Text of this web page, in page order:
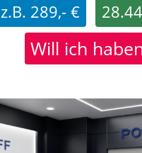
z.B. 289,- €
Will ich